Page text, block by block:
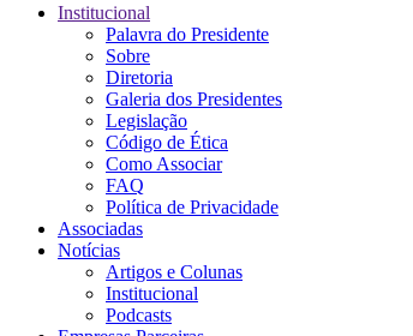
Institucional
Palavra do Presidente
Sobre
Diretoria
Galeria dos Presidentes
Legislação
Código de Ética
Como Associar
FAQ
Política de Privacidade
Associadas
Notícias
Artigos e Colunas
Institucional
Podcasts